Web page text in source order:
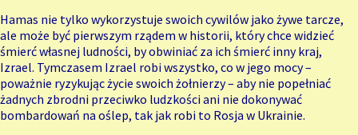
Hamas nie tylko wykorzystuje swoich cywilów jako żywe tarcze,
ale może być pierwszym rządem w historii, który chce widzieć
śmierć własnej ludności, by obwiniać za ich śmierć inny kraj,
Izrael. Tymczasem Izrael robi wszystko, co w jego mocy –
poważnie ryzykując życie swoich żołnierzy – aby nie popełniać
żadnych zbrodni przeciwko ludzkości ani nie dokonywać
bombardowań na oślep, tak jak robi to Rosja w Ukrainie.